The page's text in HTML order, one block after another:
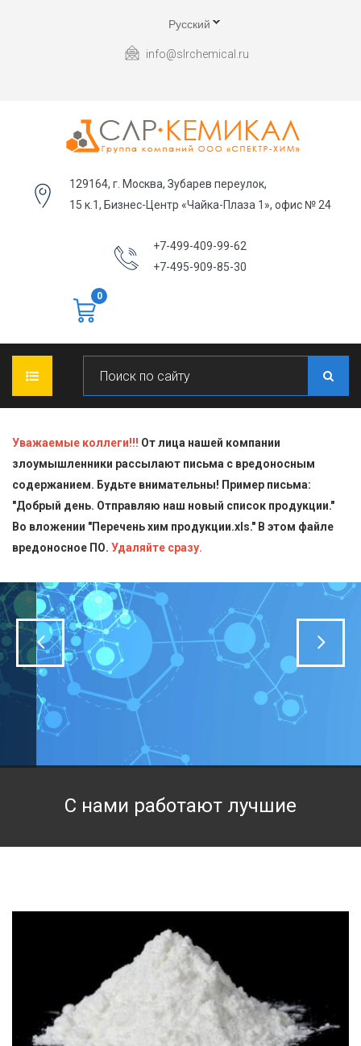
Русский
info@slrchemical.ru
129164, г. Москва, Зубарев переулок,
15 к.1, Бизнес-Центр «Чайка-Плаза 1», офис № 24
+7-499-409-99-62
+7-495-909-85-30
0
О КОМПАНИИ
ПРОДУКЦИЯ
Блескообразующие добавки
Индикаторы
Кислоты
Пищевая химия для производств
Стандарт-титры
Техническая химия
СТАТЬИ
ДОСТАВКА
СЕРТИФИКАТЫ
КОНТАКТЫ
Уважаемые коллеги!!! От лица нашей компании
злоумышленники рассылают письма с вредоносным
содержанием. Будьте внимательны! Пример письма:
"Добрый день. Отправляю наш новый список продукции."
Во вложении "Перечень хим продукции.xls." В этом файле
вредоносное ПО. Удаляйте сразу.
С нами работают лучшие